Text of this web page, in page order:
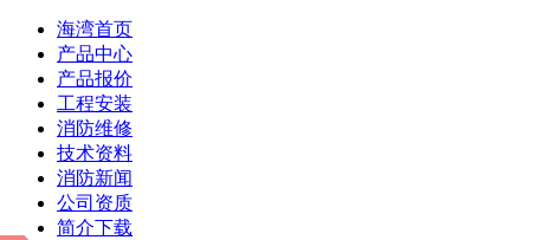
海湾首页
产品中心
产品报价
工程安装
消防维修
技术资料
消防新闻
公司资质
简介下载